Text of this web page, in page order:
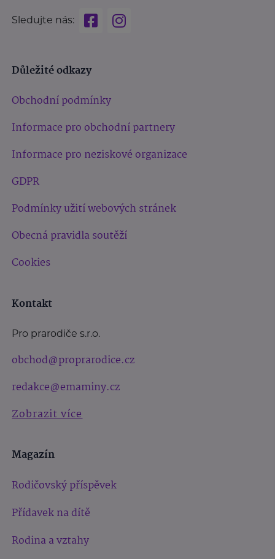
Sledujte nás:
Důležité odkazy
Obchodní podmínky
Informace pro obchodní partnery
Informace pro neziskové organizace
GDPR
Podmínky užití webových stránek
Obecná pravidla soutěží
Cookies
Kontakt
Pro prarodiče s.r.o.
obchod@proprarodice.cz
redakce@emaminy.cz
Zobrazit více
Magazín
Rodičovský příspěvek
Přídavek na dítě
Rodina a vztahy